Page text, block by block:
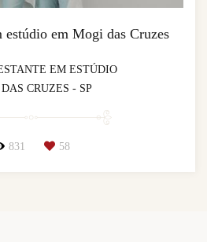
estúdio em Mogi das Cruzes
EM ESTÚDIO
CRUZES - SP
831 58